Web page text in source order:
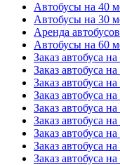
Автобусы на 40
Автобусы на 30
Аренда
Автобусы на 60
Заказ автобуса
Заказ автобуса
Заказ автобуса
Заказ автобуса
Заказ автобуса
Заказ автобуса
Заказ автобуса
Заказ автобуса
Заказ автобуса